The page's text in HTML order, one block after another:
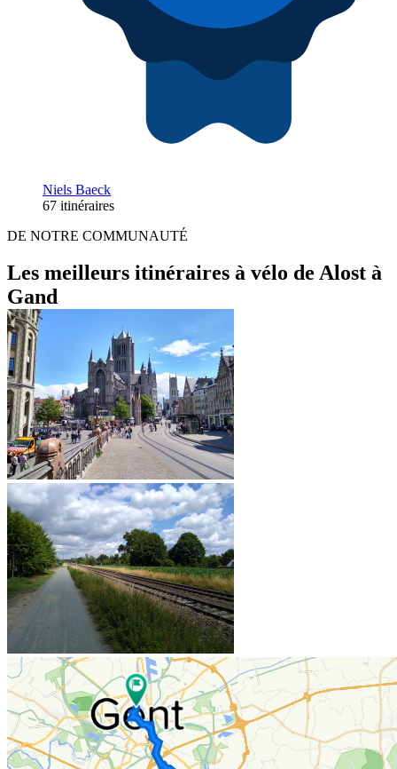
Niels Baeck
67 itinéraires
DE NOTRE COMMUNAUTÉ
Les meilleurs itinéraires à vélo de Alost à
Gand